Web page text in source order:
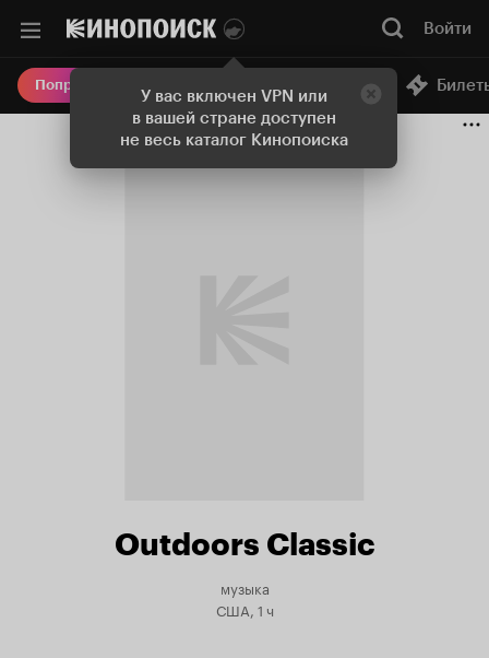
У вас включен VPN или
в вашей стране доступен
не весь каталог Кинопоиска
Войти
Попробовать Плюс Онлайн-кинотеатр
Outdoors Classic
музыка
США, 1 ч